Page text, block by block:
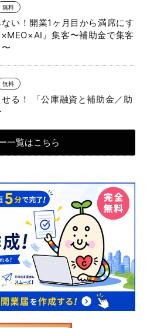
無料
い！開業1ヶ月目から満席にす
』集客〜補助金で集客
無料
る！ 「公庫融資と補助金／助
一覧はこちら